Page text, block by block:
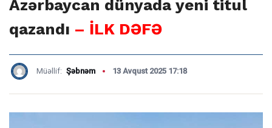
Azərbaycan dünyada yeni titul
qazandı – İLK DƏFƏ
Müəllif: Şəbnəm 13 Avqust 2025 17:18